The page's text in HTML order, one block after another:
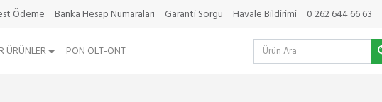
Ödeme Banka Hesap Numaraları Garanti Sorgu Havale Bildirimi 0 262 644 66 63
ÜRÜNLER PON OLT-ONT